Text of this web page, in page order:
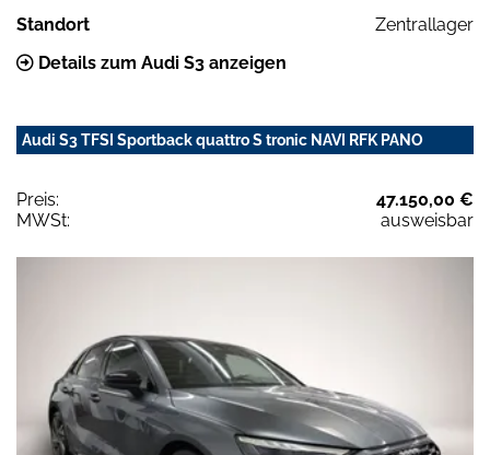
Standort
Zentrallager
Details zum Audi S3 anzeigen
Audi S3 TFSI Sportback quattro S tronic NAVI RFK PANO
Preis:
47.150,00 €
MWSt:
ausweisbar